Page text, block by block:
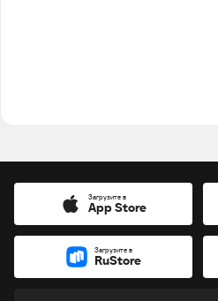
Загрузите в
App Store
Загрузите в
RuStore